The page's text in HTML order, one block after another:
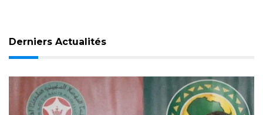
Derniers Actualités